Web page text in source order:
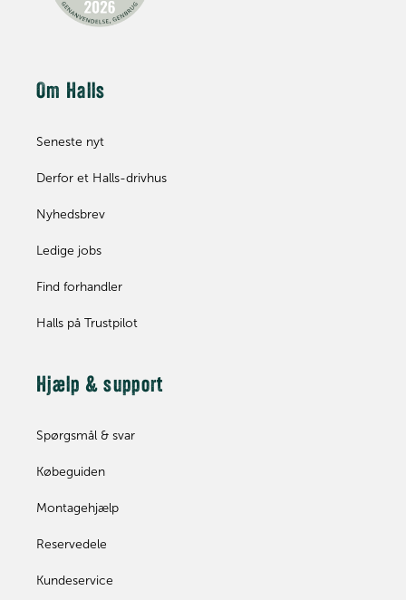
Om Halls
Seneste nyt
Derfor et Halls-drivhus
Nyhedsbrev
Ledige jobs
Find forhandler
Halls på Trustpilot
Hjælp & support
Spørgsmål & svar
Købeguiden
Montagehjælp
Reservedele
Kundeservice